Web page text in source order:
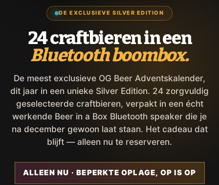
DE EXCLUSIEVE SILVER EDITION
24 craftbieren in een
Bluetooth boombox.
De meest exclusieve OG Beer Adventskalender,
dit jaar in een unieke Silver Edition. 24 zorgvuldig
geselecteerde craftbieren, verpakt in een écht
werkende Beer in a Box Bluetooth speaker die je
na december gewoon laat staan. Het cadeau dat
blijft — alleen nu te reserveren.
ALLEEN NU · BEPERKTE OPLAGE, OP IS OP